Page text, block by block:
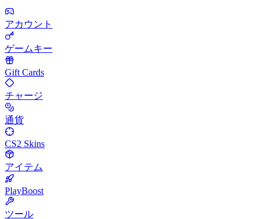
アカウント
ゲームキー
Gift Cards
チャージ
通貨
CS2 Skins
アイテム
PlayBoost
ツール